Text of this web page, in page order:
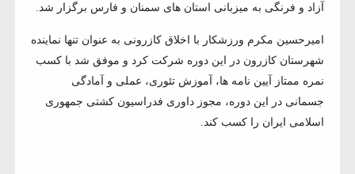
آزاد و فرنگی به میزبانی استان های سمنان و فارس برگزار شد.
امیرحسین مکرم ورزشکار با اخلاق کازرونی به عنوان تنها نماینده
شهرستان کازرون در این دوره شرکت کرد و موفق شد با کسب
نمره ممتاز آیین نامه ها، آموزش تئوری، عملی و آمادگی
جسمانی در این دوره، مجوز داوری فدراسیون کشتی جمهوری
اسلامی ایران را کسب کند.